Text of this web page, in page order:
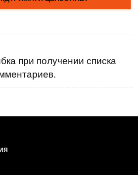
при получении списка